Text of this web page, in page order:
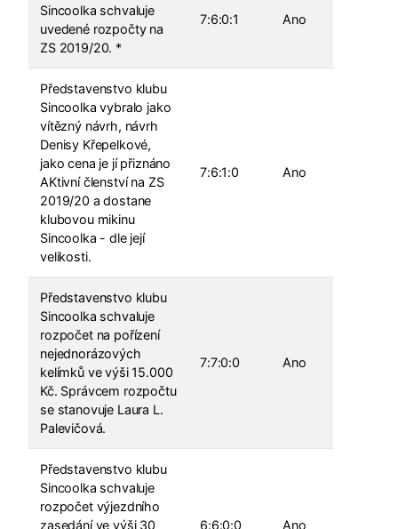
Sincoolka schvaluje
uvedené rozpočty na
ZS 2019/20. *
7:6:0:1 Ano
Představenstvo klubu
Sincoolka vybralo jako
vítězný návrh, návrh
Denisy Křepelkové,
jako cena je jí přiznáno
AKtivní členství na ZS
2019/20 a dostane
klubovou mikinu
Sincoolka - dle její
velikosti.
7:6:1:0 Ano
Představenstvo klubu
Sincoolka schvaluje
rozpočet na pořízení
nejednorázových
kelímků ve výši 15.000
Kč. Správcem rozpočtu
se stanovuje Laura L.
Palevičová.
7:7:0:0 Ano
Představenstvo klubu
Sincoolka schvaluje
rozpočet výjezdního
zasedání ve výši 30
6:6:0:0 Ano